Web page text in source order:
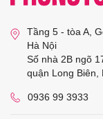
Tầng 5 - tòa A,
Hà Nội
Số nhà 2B ngõ
quận Long Biên,
0936 99 3933